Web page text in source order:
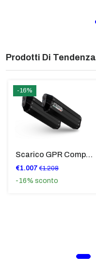
Prodotti Di Tendenza
-16%
Scarico GPR Compatibile Con Bmw K 1600 Gt 2017-2021 - Hyper Sonic Black Titanium
€1.007 €1.208
-16% sconto